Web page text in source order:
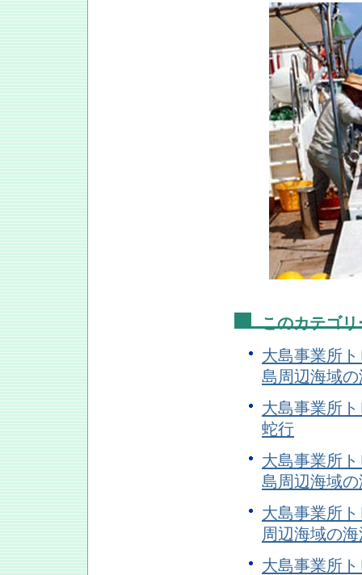
このカテゴ
大島事業所
島周辺海域
大島事業所
蛇行
大島事業所
島周辺海域
大島事業所
周辺海域の
大島事業所